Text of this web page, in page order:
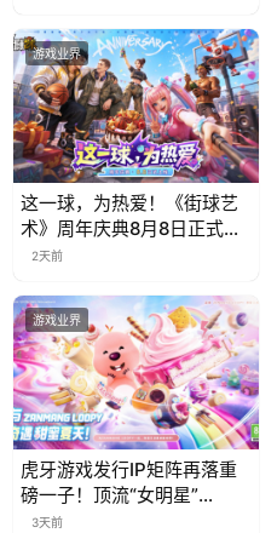
游戏业界
这一球，为热爱！《街球艺
术》周年庆典8月8日正式上
线，多重福利与全新内容同
2天前
游戏业界
虎牙游戏发行IP矩阵再落重
磅一子！顶流“女明星”
ZANMANG LOOPY 正版3D
3天前